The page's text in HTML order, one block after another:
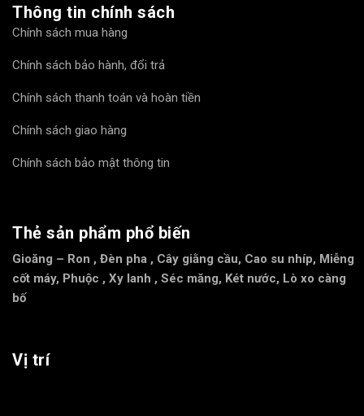
Thông tin chính sách
Chính sách mua hàng
Chính sách bảo hành, đổi trả
Chính sách thanh toán và hoàn tiền
Chính sách giao hàng
Chính sách bảo mật thông tin
Thẻ sản phẩm phổ biến
Gioăng – Ron , Đèn pha , Cây giằng cầu, Cao su nhíp, Miễng
cốt máy, Phuộc , Xy lanh , Séc măng, Két nước, Lò xo càng
bố
Vị trí